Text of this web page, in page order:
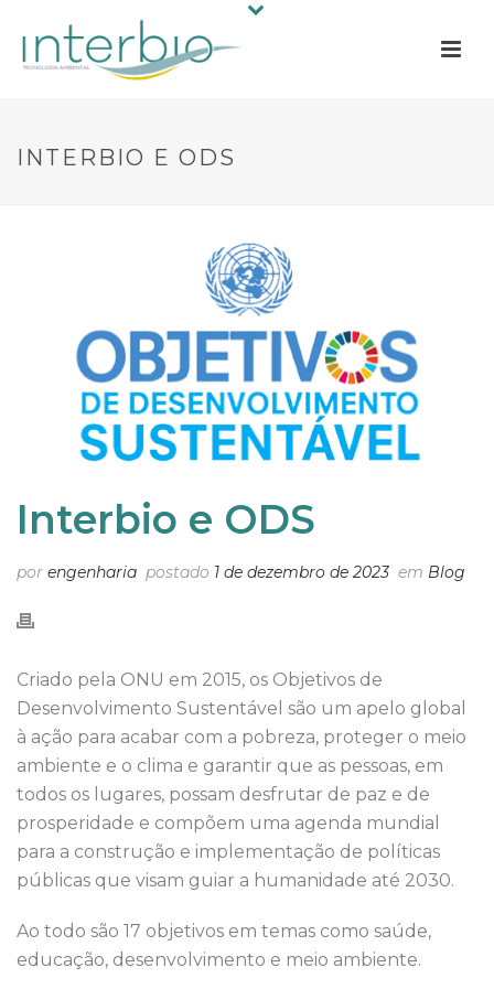
INTERBIO E ODS
Interbio e ODS
por engenharia postado 1 de dezembro de 2023 em Blog
Criado pela ONU em 2015, os Objetivos de
Desenvolvimento Sustentável são um apelo global
à ação para acabar com a pobreza, proteger o meio
ambiente e o clima e garantir que as pessoas, em
todos os lugares, possam desfrutar de paz e de
prosperidade e compõem uma agenda mundial
para a construção e implementação de políticas
públicas que visam guiar a humanidade até 2030.
Ao todo são 17 objetivos em temas como saúde,
educação, desenvolvimento e meio ambiente.